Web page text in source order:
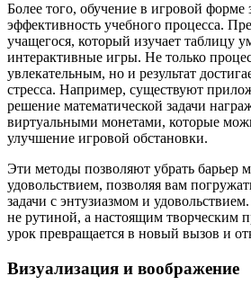
Более того, обучение в игровой
эффективность учебного процесса.
учащегося, который изучает таблицу
интерактивные игры. Не только
увлекательным, но и результат
стресса. Например, существуют
решение математической задачи
виртуальными монетами, которые
улучшение игровой обстановки.
Эти методы позволяют убрать барьер
удовольствием, позволяя вам
задачи с энтузиазмом и
не рутиной, а настоящим творческим
урок превращается в новый вызов и
Визуализация и воображение